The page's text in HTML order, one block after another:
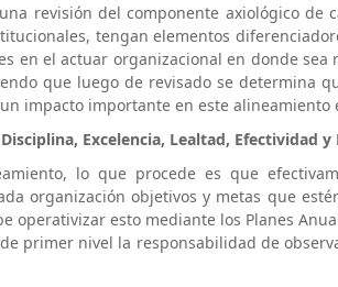
revisión del componente axiológico de
tengan elementos
en el actuar organizacional en donde
que luego de revisado se determina
impacto importante en este alineamiento
Excelencia, Lealtad, Efectividad y
lo que procede es que
organización objetivos y metas que
operativizar esto mediante los Planes
primer nivel la responsabilidad de